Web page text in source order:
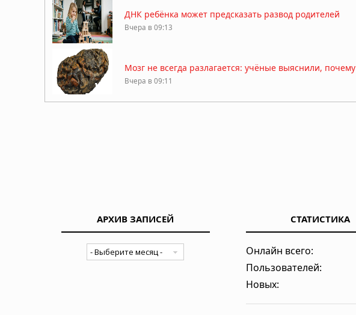
ДНК ребёнка может предсказать развод родителей
Вчера в 09:13
Мозг не всегда разлагается: учёные выяснили,
Вчера в 09:11
Вчера в 08:11
Неандертальцы исчезли из-за слабых социальных
АРХИВ ЗАПИСЕЙ СТАТИСТИКА
Онлайн всего:
Пользователей:
Новых: